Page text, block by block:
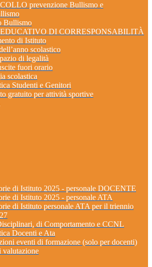
prevenzione Bullismo e
Bullismo
DI CORRESPONSABILITÀ
di Istituto
scolastico
di legalità
fuori orario
scolastica
Studenti e Genitori
gratuito per attività sportive
di Istituto 2025 - personale DOCENTE
di Istituto 2025 - personale ATA
di Istituto personale ATA per il triennio
di Comportamento e CCNL
Docenti e Ata
eventi di formazione (solo per docenti)
valutazione